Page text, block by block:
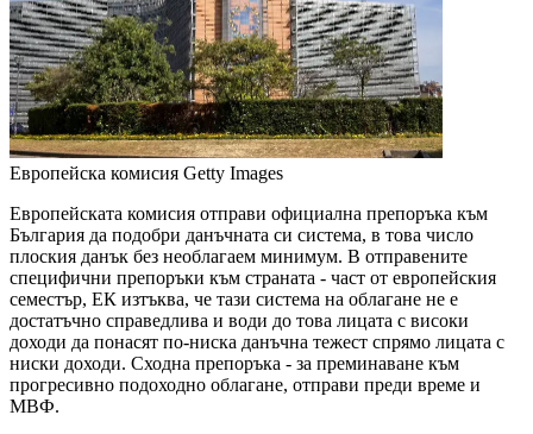
Европейска комисия Getty Images
Европейската комисия отправи официална препоръка към
България да подобри данъчната си система, в това число
плоския данък без необлагаем минимум. В отправените
специфични препоръки към страната - част от европейския
семестър, ЕК изтъква, че тази система на облагане не е
достатъчно справедлива и води до това лицата с високи
доходи да понасят по-ниска данъчна тежест спрямо лицата с
ниски доходи. Сходна препоръка - за преминаване към
прогресивно подоходно облагане, отправи преди време и
МВФ.